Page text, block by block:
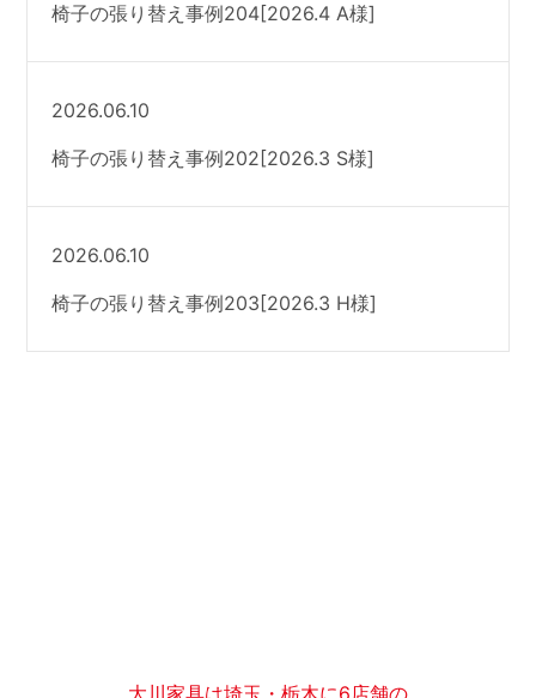
椅子の張り替え事例204[2026.4 A様]
2026.06.10
椅子の張り替え事例202[2026.3 S様]
2026.06.10
椅子の張り替え事例203[2026.3 H様]